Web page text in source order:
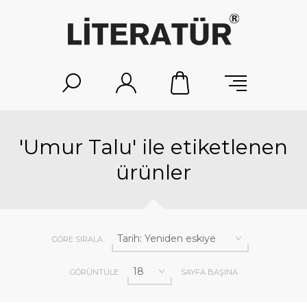
'Umur Talu' ile etiketlenen
ürünler
GÖRE SIRALA
GÖRÜNTÜLE SAYFA BAŞINA